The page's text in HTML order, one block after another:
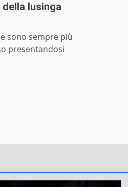
lusinga
sono sempre più
presentandosi